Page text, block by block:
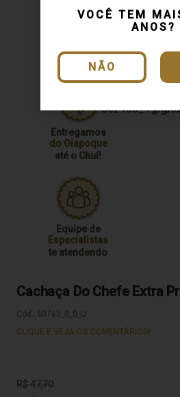
VOCÊ TEM
ANOS?
NÃO
Entregamos
do Oiapoque
até o Chuí!
Equipe de
Especialistas
te atendendo
Cachaça Do Chefe Extra
Cód.: 60765_0_0_U
CLIQUE E VEJA OS COMENTÁRIOS!
R$ 47,70